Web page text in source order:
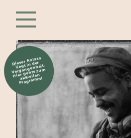
Dieser Anlass
liegt in der
Vergangenheit.
Hier gehts zum
aktuellen
Programm!